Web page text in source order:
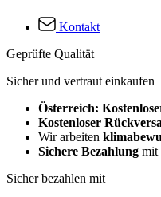
Kontakt
Geprüfte Qualität
Sicher und vertraut einkaufen
Österreich:
Kostenloser
Wir arbeiten
Sichere Bezahlung mit
Sicher bezahlen mit